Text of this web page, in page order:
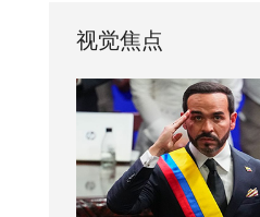
视觉焦点